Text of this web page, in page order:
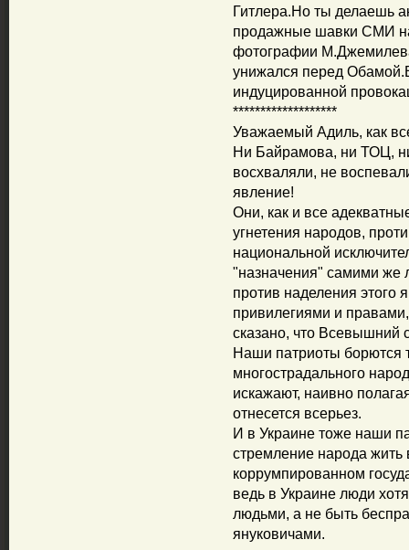
Гитлера.Но ты делаешь
продажные шавки СМИ
фотографии
унижался перед
индуцированной
*******************
Уважаемый Адиль, как
Ни Байрамова, ни ТОЦ,
восхваляли, не
явление!
Они, как и все
угнетения народов,
национальной
"назначения" самими же
против наделения этого
привилегиями и
сказано, что Всевышний
Наши патриоты борются
многострадального
искажают, наивно
отнесется всерьез.
И в Украине тоже наши
стремление народа
коррумпированном
ведь в Украине люди
людьми, а не быть
януковичами.